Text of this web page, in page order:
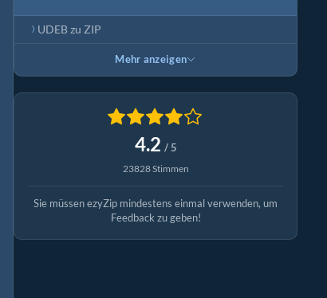
UDEB zu ZIP
Mehr anzeigen
4.2 / 5
23828 Stimmen
Sie müssen ezyZip mindestens einmal verwenden, um
Feedback zu geben!